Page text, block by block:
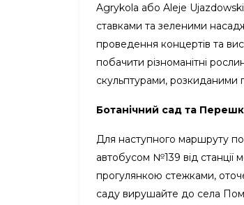
Agrykola або Aleje
ставками та зеленими
проведення концертів та
побачити різноманітні
скульптурами, розкиданими
Ботанічний сад та
Для наступного маршруту
автобусом №139 від
прогулянкою стежками,
саду вирушайте до села